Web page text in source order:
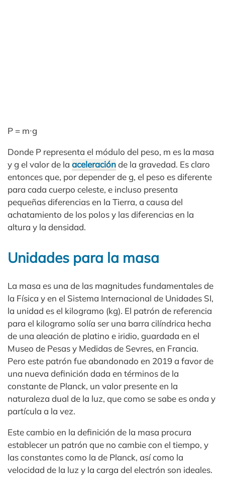
P = m∙g
Donde P representa el módulo del peso, m es la masa
y g el valor de la aceleraciónde la gravedad. Es claro
entonces que, por depender de g, el peso es diferente
para cada cuerpo celeste, e incluso presenta
pequeñas diferencias en la Tierra, a causa del
achatamiento de los polos y las diferencias en la
altura y la densidad.
Unidades para la masa
La masa es una de las magnitudes fundamentales de
la Física y en el Sistema Internacional de Unidades SI,
la unidad es el kilogramo (kg). El patrón de referencia
para el kilogramo solía ser una barra cilíndrica hecha
de una aleación de platino e iridio, guardada en el
Museo de Pesas y Medidas de Sevres, en Francia.
Pero este patrón fue abandonado en 2019 a favor de
una nueva definición dada en términos de la
constante de Planck, un valor presente en la
naturaleza dual de la luz, que como se sabe es onda y
partícula a la vez.
Este cambio en la definición de la masa procura
establecer un patrón que no cambie con el tiempo, y
las constantes como la de Planck, así como la
velocidad de la luz y la carga del electrón son ideales.